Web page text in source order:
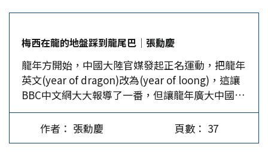
國所樂於看到的。…
相互敵視、制裁鬧僵 日俄之間有領土糾葛，日本
政府及媒體認定俄羅斯的南千島群島是日本的「北
方四島」（擇捉島、國後島、色丹島與齒舞群島）
領土。2月7日，日相岸田在「北方領土之日」還自
我壯膽說，現在日俄關係嚴峻，但仍要堅持先解決
領土問題，才締結兩國和平條約的方針。殊不知，
日俄早就鬧僵了。 2022年2月俄烏戰爭爆發，東京
就急著跟進美歐制裁俄國和普丁總統，凍結其資
梅西在龍的地盤踩到龍尾巴│張勳慶
龍年方開始，中國大陸官媒發起正名運動，把龍年
英文(year of dragon)改為(year of loong)，這讓
BBC中文網大大報導了一番，但讓龍年廣大中國人
民惱火的是，足球明星梅西2月4日到了香港，卻全
程未上場。…
作者： 張勳慶 頁數： 37